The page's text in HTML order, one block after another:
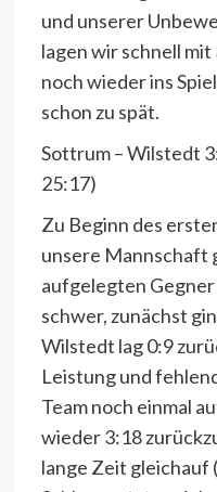
und unserer
lagen wir schnell
noch wieder ins
schon zu spät.
Sottrum – Wilstedt
25:17)
Zu Beginn des
unsere Mannschaft
aufgelegten
schwer, zunächst
Wilstedt lag 0:9
Leistung und
Team noch einmal
wieder 3:18
lange Zeit gleichauf